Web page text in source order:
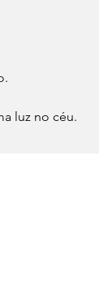
luz no céu.